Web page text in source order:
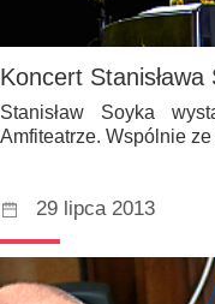
Koncert Stanisława
Stanisław Soyka
Amfiteatrze. Wspólnie
29 lipca 2013